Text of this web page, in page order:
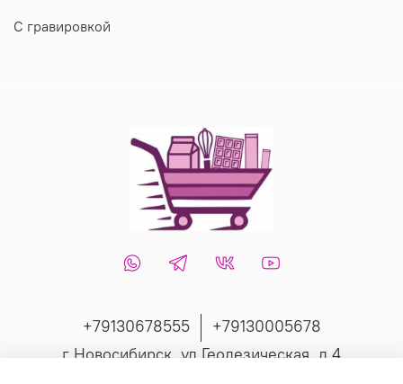
С гравировкой
+79130678555
+79130005678
г Новосибирск, ул Геодезическая, д 4